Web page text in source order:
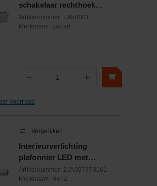
schakelaar rechthoek
12/24V 3.5W 170 Lumen
Artikelnummer: LA50001
Merknaam: gopart
− Aantal +
voorraad
Vergelijken
Interieurverlichting
plafonnier LED met
schakelaar 355x59mm
12/24V 7W
Artikelnummer: 2JA007373161
Merknaam: Hella